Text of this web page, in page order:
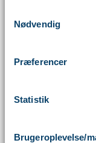
Læs mere om
Nødvendig
Præferencer
Statistik
Brugeroplevelse/